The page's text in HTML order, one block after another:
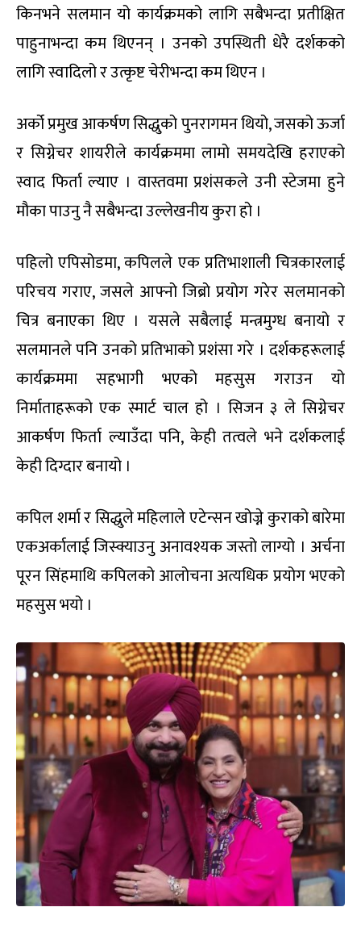
किनभने सलमान यो कार्यक्रमको लागि सबैभन्दा प्रतीक्षित
पाहुनाभन्दा कम थिएनन् । उनको उपस्थिती धेरै दर्शकको
लागि स्वादिलो र उत्कृष्ट चेरीभन्दा कम थिएन ।
अर्को प्रमुख आकर्षण सिद्धुको पुनरागमन थियो, जसको ऊर्जा
र सिग्नेचर शायरीले कार्यक्रममा लामो समयदेखि हराएको
स्वाद फिर्ता ल्याए । वास्तवमा प्रशंसकले उनी स्टेजमा हुने
मौका पाउनु नै सबैभन्दा उल्लेखनीय कुरा हो ।
पहिलो एपिसोडमा, कपिलले एक प्रतिभाशाली चित्रकारलाई
परिचय गराए, जसले आफ्नो जिब्रो प्रयोग गरेर सलमानको
चित्र बनाएका थिए । यसले सबैलाई मन्त्रमुग्ध बनायो र
सलमानले पनि उनको प्रतिभाको प्रशंसा गरे । दर्शकहरूलाई
कार्यक्रममा सहभागी भएको महसुस गराउन यो
निर्माताहरूको एक स्मार्ट चाल हो । सिजन ३ ले सिग्नेचर
आकर्षण फिर्ता ल्याउँदा पनि, केही तत्वले भने दर्शकलाई
केही दिग्दार बनायो ।
कपिल शर्मा र सिद्धुले महिलाले एटेन्सन खोज्ने कुराको बारेमा
एकअर्कालाई जिस्क्याउनु अनावश्यक जस्तो लाग्यो । अर्चना
पूरन सिंहमाथि कपिलको आलोचना अत्यधिक प्रयोग भएको
महसुस भयो ।